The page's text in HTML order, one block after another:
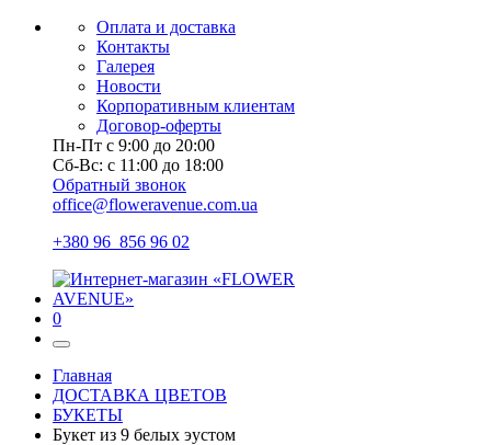
Оплата и доставка
Контакты
Галерея
Новости
Корпоративным клиентам
Договор-оферты
Пн-Пт с 9:00 до 20:00
Сб-Вс: с 11:00 до 18:00
Обратный звонок
office@floweravenue.com.ua
+380 96 856 96 02
0
Главная
ДОСТАВКА ЦВЕТОВ
БУКЕТЫ
Букет из 9 белых эустом